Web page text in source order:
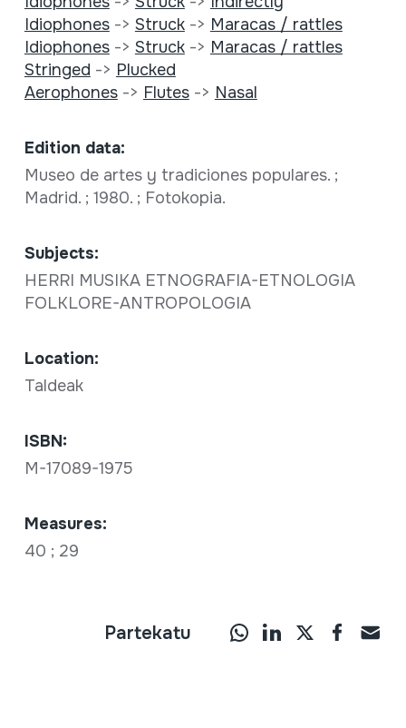
Idiophones-> Struck-> Maracas / rattles
Idiophones-> Struck-> Maracas / rattles
Stringed -> Plucked
Aerophones-> Flutes-> Nasal
Edition data:
Museo de artes y tradiciones populares. ;
Madrid. ; 1980. ; Fotokopia.
Subjects:
HERRI MUSIKA ETNOGRAFIA-ETNOLOGIA
FOLKLORE-ANTROPOLOGIA
Location:
Taldeak
ISBN:
M-17089-1975
Measures:
40 ; 29
Partekatu